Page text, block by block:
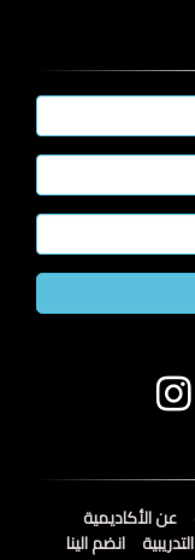
عن الأكاديمية
انضم الينا